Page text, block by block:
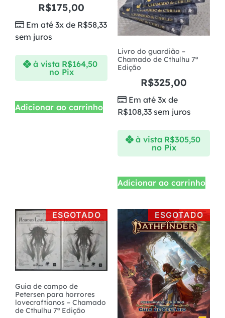
R$175,00
Em até 3x de R$58,33
sem juros
à vista R$164,50
no Pix
Adicionar ao carrinho
Livro do guardião –
Chamado de Cthulhu 7ª
Edição
R$325,00
Em até 3x de
R$108,33 sem juros
à vista R$305,50
no Pix
Adicionar ao carrinho
ESGOTADO
Guia de campo de
Petersen para horrores
lovecraftianos – Chamado
de Cthulhu 7ª Edição
ESGOTADO